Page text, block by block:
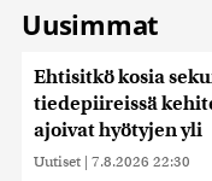
Uusimmat
Ehtisitkö kosia
tiedepiireissä
ajoivat hyötyjen yli
Uutiset | 7.8.2026 22:30